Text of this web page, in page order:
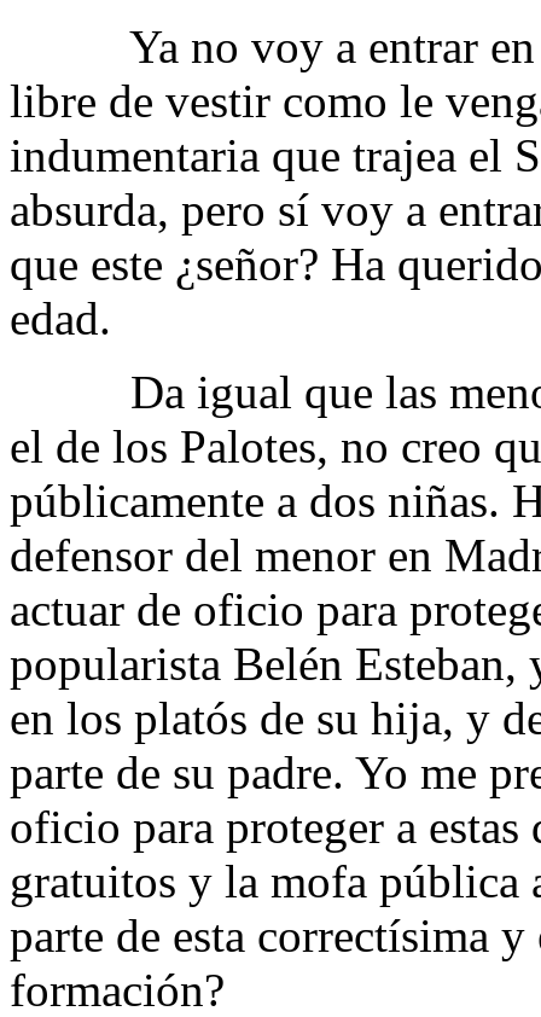
Ya no voy a entrar en
libre de vestir como le
indumentaria que trajea el
absurda, pero sí voy a
que este ¿señor? Ha
edad.
Da igual que las
el de los Palotes, no creo
públicamente a dos niñas.
defensor del menor en
actuar de oficio para
popularista Belén Esteban,
en los platós de su hija, y
parte de su padre. Yo me
oficio para proteger a
gratuitos y la mofa pública
parte de esta correctísima
formación?